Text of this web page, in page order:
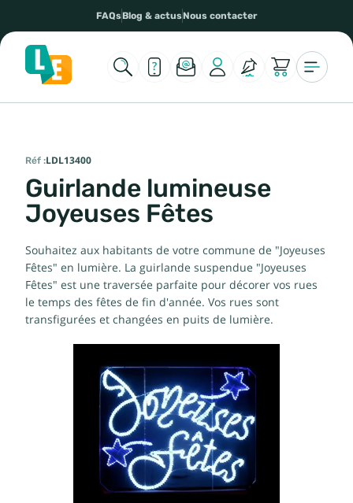
FAQsBlog & actusNous contacter
Réf :LDL13400
Guirlande lumineuse
Joyeuses Fêtes
Souhaitez aux habitants de votre commune de "Joyeuses
Fêtes" en lumière. La guirlande suspendue "Joyeuses
Fêtes" est une traversée parfaite pour décorer vos rues
le temps des fêtes de fin d'année. Vos rues sont
transfigurées et changées en puits de lumière.